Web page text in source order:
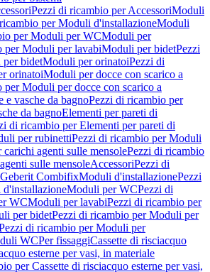
Pezzi di ricambio per AccessoriModuli
per Moduli d'installazioneModuli
per Moduli per WCModuli per
per Moduli per lavabiModuli per bidetPezzi
bidetModuli per orinatoiPezzi di
orinatoiModuli per docce con scarico a
per Moduli per docce con scarico a
e vasche da bagnoPezzi di ricambio per
da bagnoElementi per pareti di
di ricambio per Elementi per pareti di
per rubinettiPezzi di ricambio per Moduli
agenti sulle mensolePezzi di ricambio
sulle mensoleAccessoriPezzi di
Geberit CombifixModuli d'installazionePezzi
Moduli per WCPezzi di
WCModuli per lavabiPezzi di ricambio per
per bidetPezzi di ricambio per Moduli per
di ricambio per Moduli per
WCPer fissaggiCassette di risciacquo
esterne per vasi, in materiale
per Cassette di risciacquo esterne per vasi,